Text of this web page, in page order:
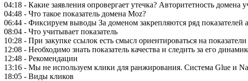
04:18 - Какие заявления опровергает утечка? Авторитетность домена
04:48 - Что такое показатель домена Moz?
06:44 - Фиксируем выводы За доменом закрепляются ряд показателей
08:04 - Что учитывает показатель
10:28 - При закупке ссылок есть смысл ориентироваться на показатели
12:08 - Необходимо знать показатель качества и следить за его
12:48 - Рекомендации
13:16 - Мы не используем клики для ранжирования. Система Glue и
18:05 - Виды кликов